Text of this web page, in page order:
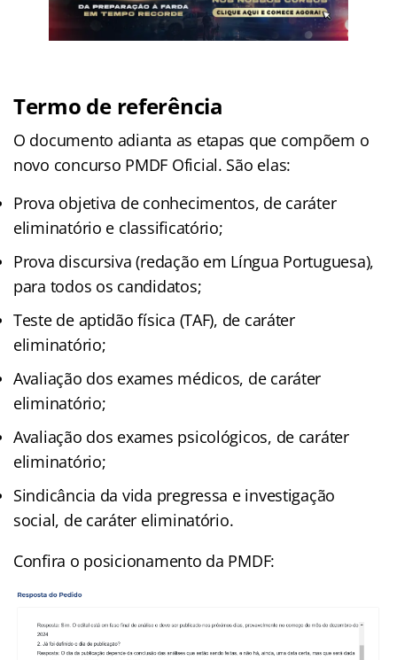
Termo de referência
O documento adianta as etapas que compõem o
novo concurso PMDF Oficial. São elas:
Prova objetiva de conhecimentos, de caráter
eliminatório e classificatório;
Prova discursiva (redação em Língua Portuguesa),
para todos os candidatos;
Teste de aptidão física (TAF), de caráter
eliminatório;
Avaliação dos exames médicos, de caráter
eliminatório;
Avaliação dos exames psicológicos, de caráter
eliminatório;
Sindicância da vida pregressa e investigação
social, de caráter eliminatório.
Confira o posicionamento da PMDF: